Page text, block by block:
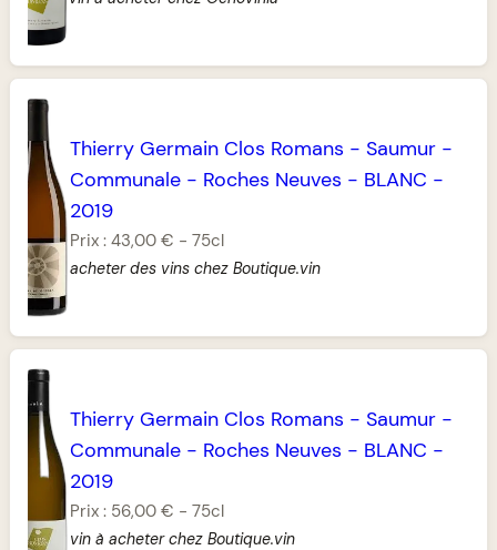
Thierry Germain Clos Romans -Saumur -
Communale - Roches Neuves - BLANC -
2019
Prix :43,00 € -75cl
acheter des vins chez Boutique.vin
Thierry Germain Clos Romans -Saumur -
Communale - Roches Neuves - BLANC -
2019
Prix : 56,00 € -75cl
vin à acheter chez Boutique.vin